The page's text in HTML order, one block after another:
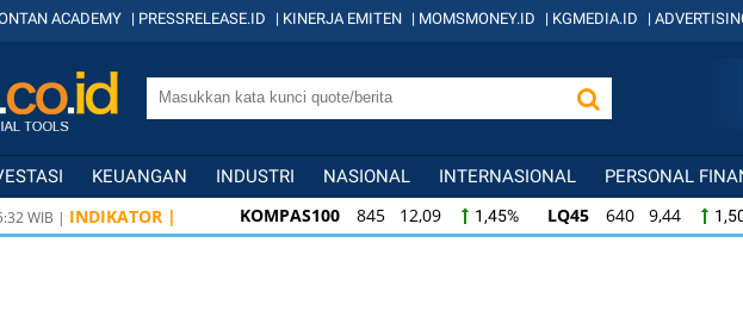
ACADEMY | PRESSRELEASE.ID | KINERJA EMITEN | MOMSMONEY.ID | KGMEDIA.ID |
KEUANGAN INDUSTRI NASIONAL INTERNASIONAL PERSONAL
:32WIB | INDIKATOR | KOMPAS100 845 12,09 1,45% LQ45 640 9,44
KOMPAS100
845 12,09 1,45% LQ45 640 9,44